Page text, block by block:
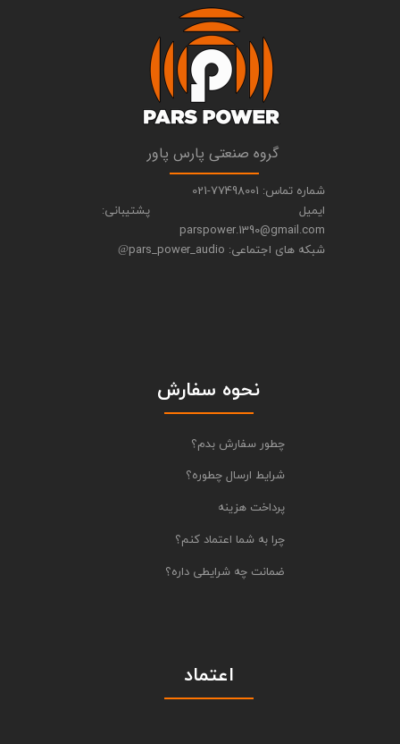
​گروه صنعتی پارس پاور
شماره تماس: 77498001-021
ایمیل پشتیبانی:
parspower.1390@gmail.com
شبکه های اجتماعی: pars_power_audio
@
نحوه سفارش
چطور سفارش بدم؟
شرایط ارسال چطوره؟
پرداخت هزینه
چرا به شما اعتماد کنم؟
ضمانت چه شرایطی داره؟
اعتماد